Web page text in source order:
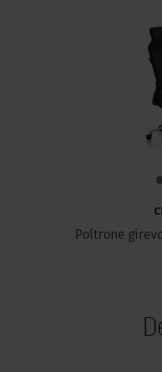
Poltrone